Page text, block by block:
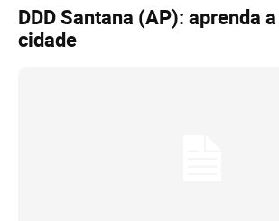
DDD Santana (AP): aprenda
cidade